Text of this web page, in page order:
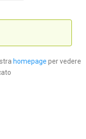
homepage per vedere